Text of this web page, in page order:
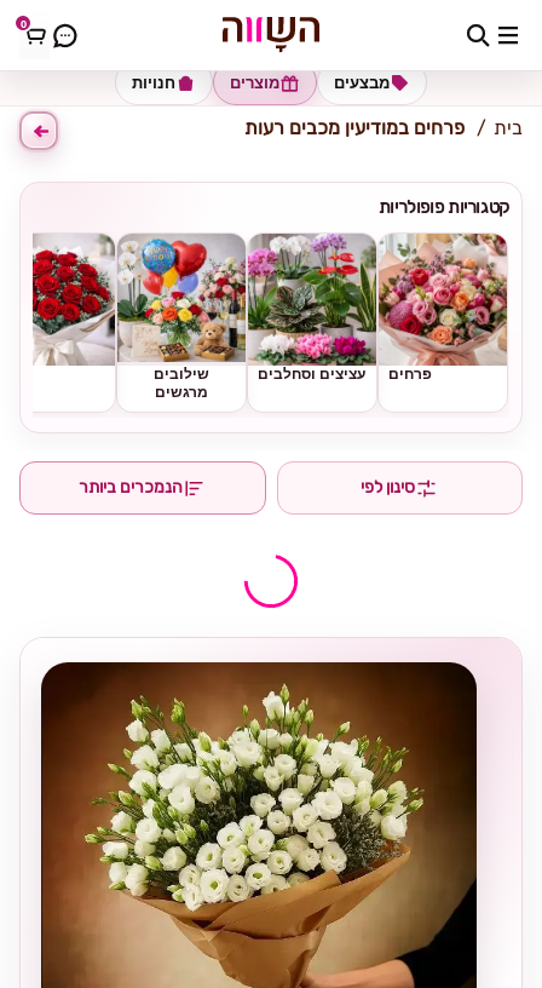
0 כתובת למשלוח הזינו כתובת
חנויות מוצרים מבצעים
בית פרחים במודיעין מכבים רעות
קטגוריות פופולריות
פרחים עציצים וסחלבים
שילובים
מרגשים
סינון לפי הנמכרים ביותר